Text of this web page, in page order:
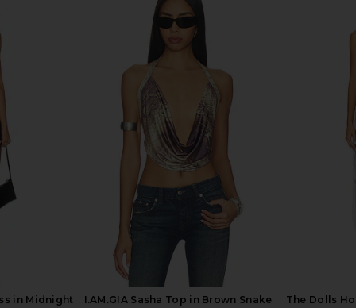
Attached
I.AM.GIA Ellery Maxi Dress in Gold
I.AM.GIA
$125
in Midnight
I.AM.GIA Sasha Top in Brown Snake
The Dolls